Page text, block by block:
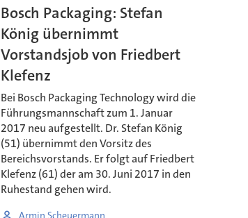
Bosch Packaging: Stefan
König übernimmt
Vorstandsjob von Friedbert
Klefenz
Bei Bosch Packaging Technology wird die
Führungsmannschaft zum 1. Januar
2017 neu aufgestellt. Dr. Stefan König
(51) übernimmt den Vorsitz des
Bereichsvorstands. Er folgt auf Friedbert
Klefenz (61) der am 30. Juni 2017 in den
Ruhestand gehen wird.
Armin Scheuermann